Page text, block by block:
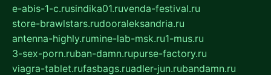
e-abis-1-c.rusindika01.ruvenda-festival.ru
store-brawlstars.rudooraleksandria.ru
antenna-highly.rumine-lab-msk.ru1-mus.ru
3-sex-porn.ruban-damn.rupurse-factory.ru
viagra-tablet.rufasbags.ruadler-jun.rubandamn.ru